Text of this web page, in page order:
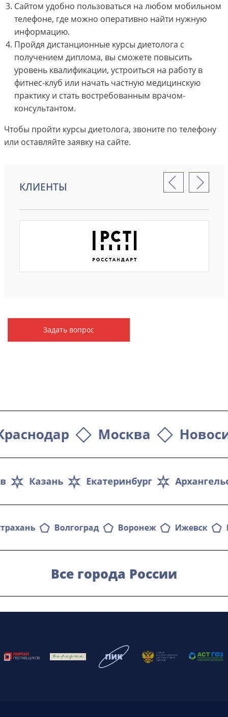
Сайтом удобно пользоваться на любом мобильном
телефоне, где можно оперативно найти нужную
информацию.
Пройдя дистанционные курсы диетолога с
получением диплома, вы сможете повысить
уровень квалификации, устроиться на работу в
фитнес-клуб или начать частную медицинскую
практику и стать востребованным врачом-
консультантом.
Чтобы пройти курсы диетолога, звоните по телефону
или оставляйте заявку на сайте.
КЛИЕНТЫ
Задать вопрос
Москва
Екатеринбург
Казань
Волгоград Воронеж Ижевск
Все города России